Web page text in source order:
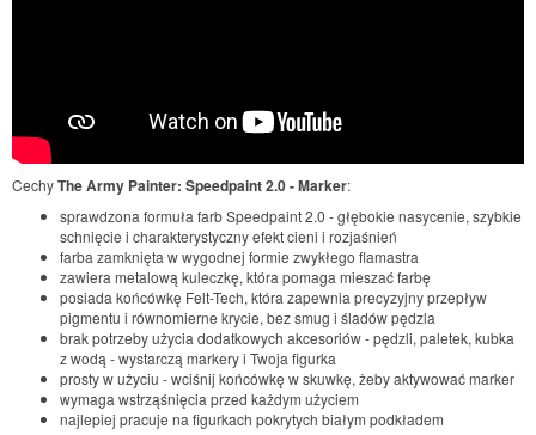
CechyThe Army Painter: Speedpaint 2.0 - Marker:
sprawdzona formuła farb Speedpaint 2.0 - głębokie nasycenie, szybkie
schnięcie i charakterystyczny efekt cieni i rozjaśnień
farba zamknięta w wygodnej formie zwykłego flamastra
zawiera metalową kuleczkę, która pomaga mieszać farbę
posiada końcówkę Felt-Tech, która zapewnia precyzyjny przepływ
pigmentu i równomierne krycie, bez smug i śladów pędzla
brak potrzeby użycia dodatkowych akcesoriów - pędzli, paletek, kubka
z wodą - wystarczą markery i Twoja figurka
prosty w użyciu - wciśnij końcówkę w skuwkę, żeby aktywować marker
wymaga wstrząśnięcia przed każdym użyciem
najlepiej pracuje na figurkach pokrytych białym podkładem